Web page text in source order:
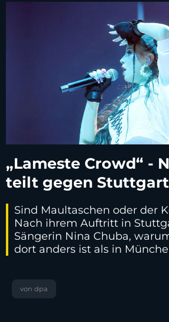
„Lameste Crowd“ -
teilt gegen
Sind Maultaschen oder der
Nach ihrem Auftritt in
Sängerin Nina Chuba,
dort anders ist als in
von dpa